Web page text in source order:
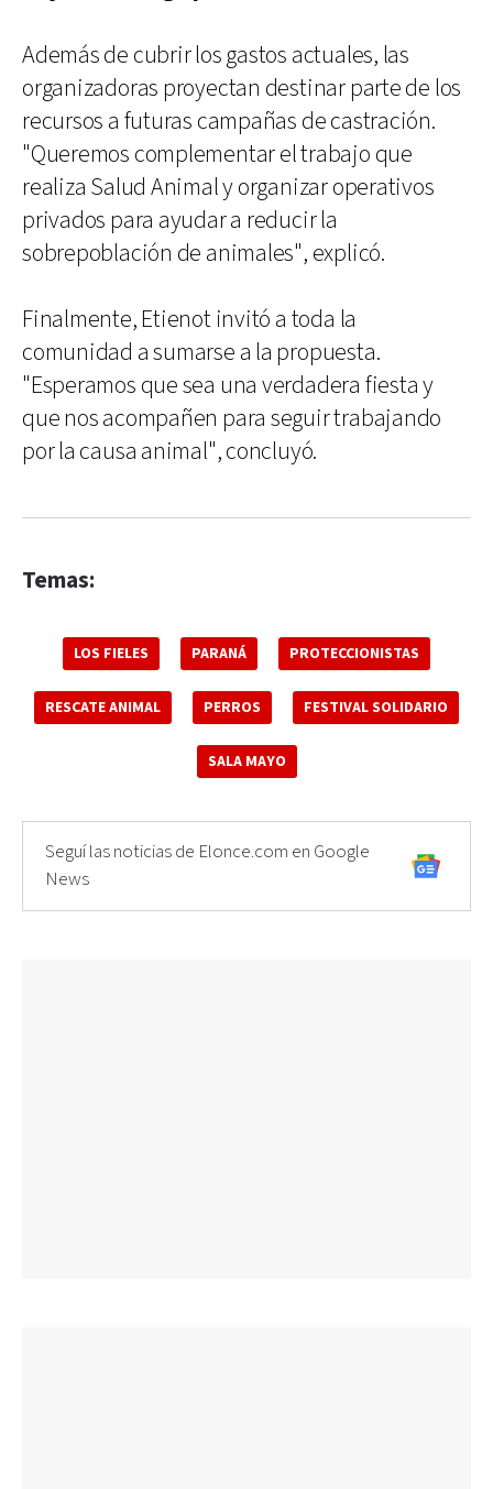
Además de cubrir los gastos actuales, las
organizadoras proyectan destinar parte de los
recursos a futuras campañas de castración.
"Queremos complementar el trabajo que
realiza Salud Animal y organizar operativos
privados para ayudar a reducir la
sobrepoblación de animales", explicó.
Finalmente, Etienot invitó a toda la
comunidad a sumarse a la propuesta.
"Esperamos que sea una verdadera fiesta y
que nos acompañen para seguir trabajando
por la causa animal", concluyó.
Temas:
LOS FIELES PARANÁ PROTECCIONISTAS
RESCATE ANIMAL PERROS FESTIVAL SOLIDARIO
SALA MAYO
Seguí las noticias de Elonce.com en Google
News